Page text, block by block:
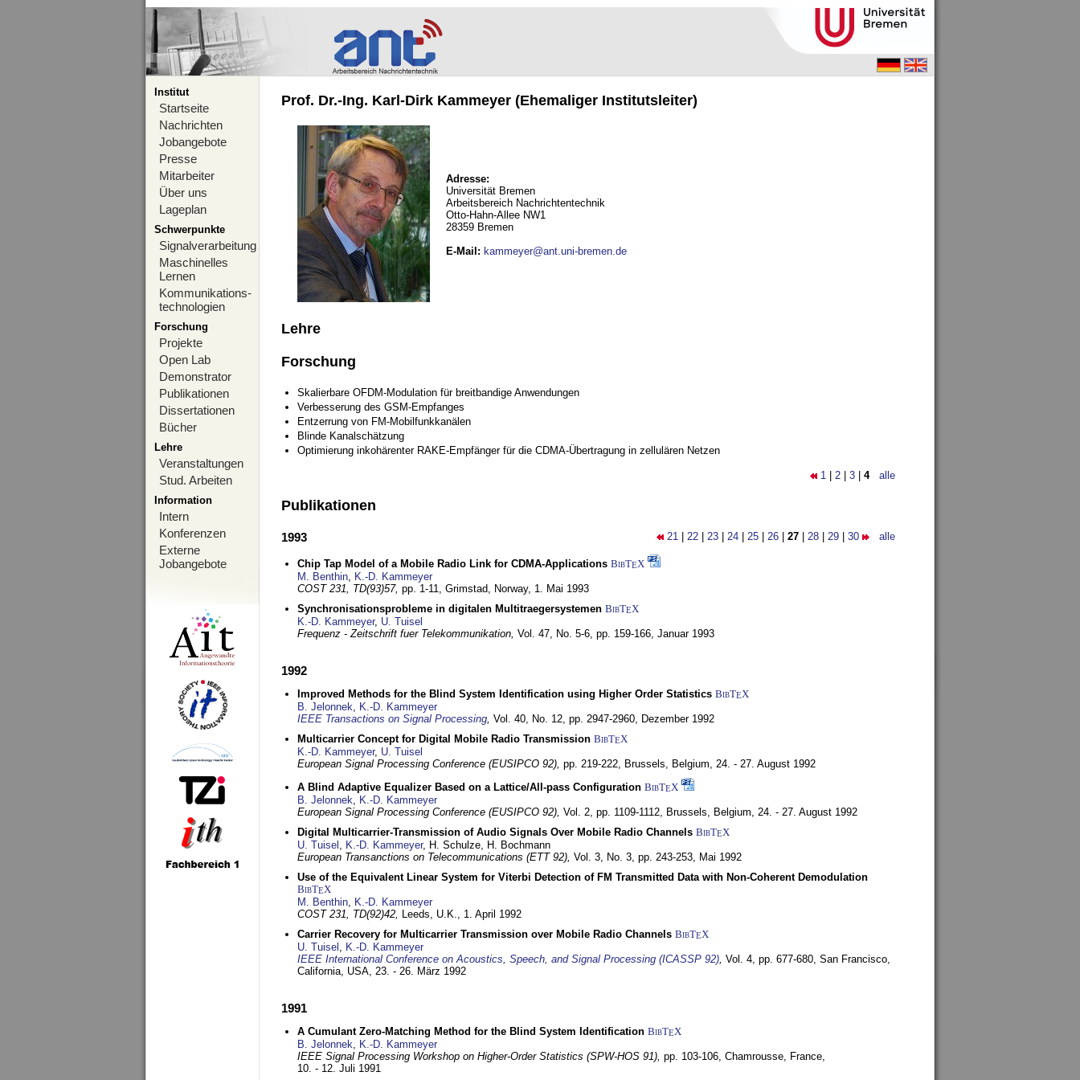
Institut
Startseite
Nachrichten
Jobangebote
Presse
Mitarbeiter
Über uns
Lageplan
Schwerpunkte
Signalverarbeitung
Maschinelles
Lernen
Kommunikations-
technologien
Forschung
Projekte
Open Lab
Demonstrator
Publikationen
Dissertationen
Bücher
Lehre
Veranstaltungen
Stud. Arbeiten
Information
Intern
Konferenzen
Externe
Jobangebote
Prof. Dr.-Ing. Karl-Dirk Kammeyer (Ehemaliger Institutsleiter)
Adresse:
Universität Bremen
Arbeitsbereich Nachrichtentechnik
Otto-Hahn-Allee NW1
28359 Bremen
E-Mail : kammeyer@ant.uni-bremen.de
Lehre
Forschung
Skalierbare OFDM-Modulation für breitbandige Anwendungen
Verbesserung des GSM-Empfanges
Entzerrung von FM-Mobilfunkkanälen
Blinde Kanalschätzung
Optimierung inkohärenter RAKE-Empfänger für die CDMA-Übertragung in zellulären Netzen
1 2 3 4 alle
Publikationen
21 22 23 24 25 26 27 28 29 30 alle
1993
Chip Tap Model of a Mobile Radio Link for CDMA-Applications BibTEX
M. Benthin, K.-D. Kammeyer
COST 231, TD(93)57, pp. 1-11, Grimstad, Norway, 1. Mai 1993
Synchronisationsprobleme in digitalen Multitraegersystemen BibTEX
K.-D. Kammeyer, U. Tuisel
Frequenz - Zeitschrift fuer Telekommunikation, Vol. 47, No. 5-6, pp. 159-166, Januar 1993
1992
Improved Methods for the Blind System Identification using Higher Order Statistics BibTEX
B. Jelonnek, K.-D. Kammeyer
IEEE Transactions on Signal Processing, Vol. 40, No. 12, pp. 2947-2960, Dezember 1992
Multicarrier Concept for Digital Mobile Radio Transmission BibTEX
K.-D. Kammeyer, U. Tuisel
European Signal Processing Conference (EUSIPCO 92), pp. 219-222, Brussels, Belgium, 24. - 27. August 1992
A Blind Adaptive Equalizer Based on a Lattice/All-pass Configuration BibTEX
B. Jelonnek, K.-D. Kammeyer
European Signal Processing Conference (EUSIPCO 92), Vol. 2, pp. 1109-1112, Brussels, Belgium, 24. - 27. August 1992
Digital Multicarrier-Transmission of Audio Signals Over Mobile Radio Channels BibTEX
U. Tuisel , K.-D. Kammeyer, H. Schulze, H. Bochmann
European Transanctions on Telecommunications (ETT 92), Vol. 3, No. 3, pp. 243-253, Mai 1992
Use of the Equivalent Linear System for Viterbi Detection of FM Transmitted Data with Non-Coherent Demodulation
BibTEX
M. Benthin, K.-D. Kammeyer
COST 231, TD(92)42, Leeds, U.K., 1. April 1992
Carrier Recovery for Multicarrier Transmission over Mobile Radio Channels BibTEX
U. Tuisel , K.-D. Kammeyer
IEEE International Conference on Acoustics, Speech, and Signal Processing (ICASSP 92), Vol. 4, pp. 677-680, San Francisco,
California, USA, 23. - 26. März 1992
1991
A Cumulant Zero-Matching Method for the Blind System Identification BibTEX
B. Jelonnek, K.-D. Kammeyer
IEEE Signal Processing Workshop on Higher-Order Statistics (SPW-HOS 91), pp. 103-106, Chamrousse, France,
10. - 12. Juli 1991